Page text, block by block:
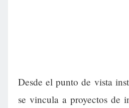
Desde el punto de vista
se vincula a proyectos de